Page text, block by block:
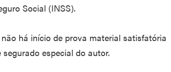
Social (INSS).
há início de prova material satisfatória
especial do autor.